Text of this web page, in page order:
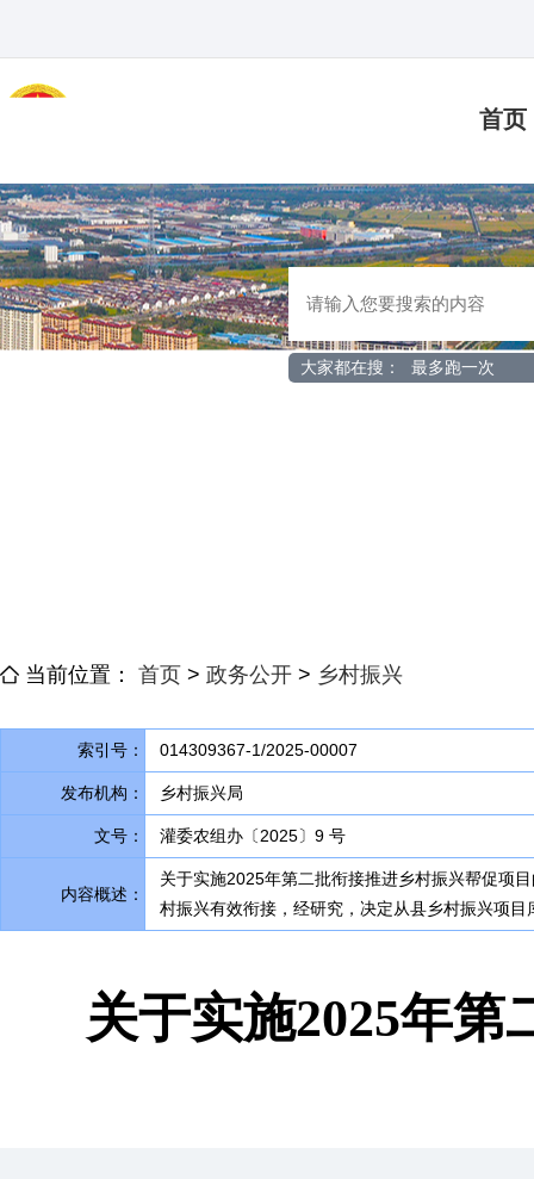
首页
大家都在搜： 最多跑一次
当前位置： 首页 > 政务公开 > 乡村振兴
索引号： 014309367-1/2025-00007
发布机构： 乡村振兴局
文号： 灌委农组办〔2025〕9 号
内容概述：
关于实施2025年第二批衔接推进乡村振兴帮促项
村振兴有效衔接， 经研究，决定从县乡村振兴项
关于实施2025年